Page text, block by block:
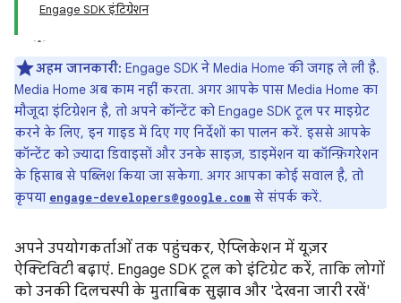
Engage SDK इंटिग्रेशन
अहम जानकारी: Engage SDK ने Media Home की जगह ले ली है.
Media Home अब काम नहीं करता. अगर आपके पास Media Home का
मौजूदा इंटिग्रेशन है, तो अपने कॉन्टेंट को Engage SDK टूल पर माइग्रेट
करने के लिए, इन गाइड में दिए गए निर्देशों का पालन करें. इससे आपके
कॉन्टेंट को ज़्यादा डिवाइसों और उनके साइज़, डाइमेंशन या कॉन्फ़िगरेशन
के हिसाब से पब्लिश किया जा सकेगा. अगर आपका कोई सवाल है, तो
कृपया engage-developers@google.com से संपर्क करें.
अपने उपयोगकर्ताओं तक पहुंचकर, ऐप्लिकेशन में यूज़र
ऐक्टिविटी बढ़ाएं. Engage SDK टूल को इंटिग्रेट करें, ताकि लोगों
को उनकी दिलचस्पी के मुताबिक सुझाव और 'देखना जारी रखें'